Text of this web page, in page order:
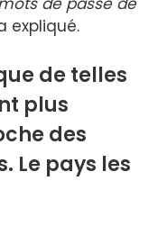
expliqué.
de telles
plus
des
Le pays les